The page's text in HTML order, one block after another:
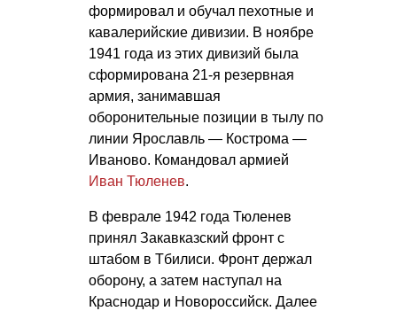
формировал и обучал пехотные и
кавалерийские дивизии. В ноябре
1941 года из этих дивизий была
сформирована 21-я резервная
армия, занимавшая
оборонительные позиции в тылу по
линии Ярославль — Кострома —
Иваново. Командовал армией
Иван Тюленев.
В феврале 1942 года Тюленев
принял Закавказский фронт с
штабом в Тбилиси. Фронт держал
оборону, а затем наступал на
Краснодар и Новороссийск. Далее